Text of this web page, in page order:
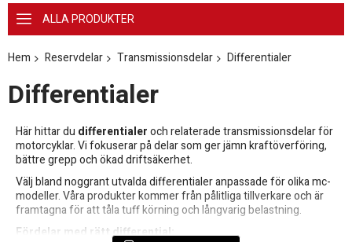
ALLA PRODUKTER
Hem Reservdelar Transmissionsdelar Differentialer
Differentialer
Här hittar du differentialeroch relaterade transmissionsdelar för
motorcyklar. Vi fokuserar på delar som ger jämn kraftöverföring,
bättre grepp och ökad driftsäkerhet.
Välj bland noggrant utvalda differentialer anpassade för olika mc-
modeller. Våra produkter kommer från pålitliga tillverkare och är
framtagna för att tåla tuff körning och långvarig belastning.
Fördelar med rätt differential: